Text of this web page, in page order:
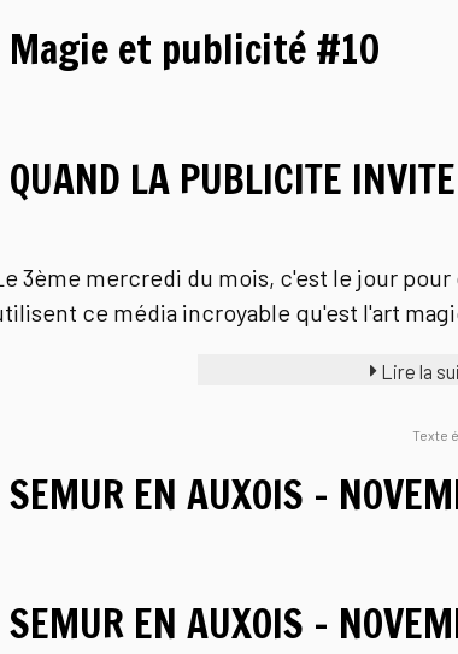
Magie et publicité #10
QUAND LA PUBLICITE
3ème mercredi du mois, c'est le jour
ce média incroyable qu'est l'art
Lire la
Texte
SEMUR EN AUXOIS -
SEMUR EN AUXOIS -